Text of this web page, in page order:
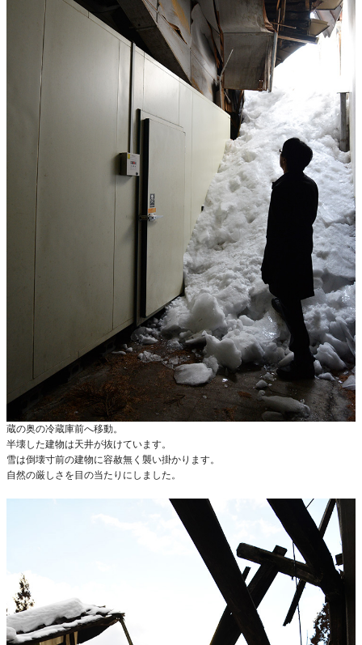
蔵の奥の冷蔵庫前へ移動。
半壊した建物は天井が抜けています。
雪は倒壊寸前の建物に容赦無く襲い掛かります。
自然の厳しさを目の当たりにしました。